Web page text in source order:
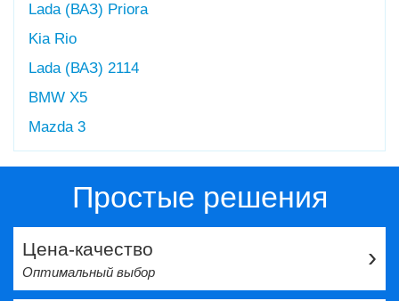
Lada (ВАЗ) Priora
Kia Rio
Lada (ВАЗ) 2114
BMW X5
Mazda 3
Простые решения
Цена-качество
Оптимальный выбор
›